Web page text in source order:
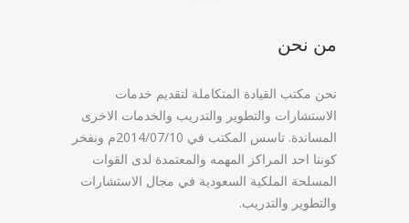
من نحن
نحن مكتب القيادة المتكاملة لتقديم خدمات
الاستشارات والتطوير والتدريب والخدمات الاخرى
المساندة. تاسس المكتب في 2014/07/10م ونفخر
كوننا احد المراكز المهمه والمعتمدة لدى القوات
المسلحة الملكية السعودية في مجال الاستشارات
والتطوير والتدريب.